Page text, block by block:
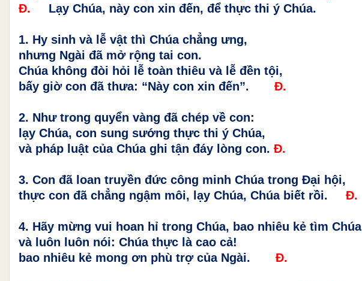
Đ. Lạy Chúa, này con xin đến, để thực thi ý Chúa.
1. Hy sinh và lễ vật thì Chúa chẳng ưng,
nhưng Ngài đã mở rộng tai con.
Chúa không đòi hỏi lễ toàn thiêu và lễ đền tội,
bấy giờ con đã thưa: “Này con xin đến”.
Đ.
2. Như trong quyển vàng đã chép về con:
lạy Chúa, con sung sướng thực thi ý Chúa,
và pháp luật của Chúa ghi tận đáy lòng con. Đ.
3. Con đã loan truyền đức công minh Chúa trong Ðại hội,
thực con đã chẳng ngậm môi, lạy Chúa, Chúa biết rồi.
4. Hãy mừng vui hoan hỉ trong Chúa, bao nhiêu kẻ tìm
và luôn luôn nói: Chúa thực là cao cả!
bao nhiêu kẻ mong ơn phù trợ của Ngài.
Đ.